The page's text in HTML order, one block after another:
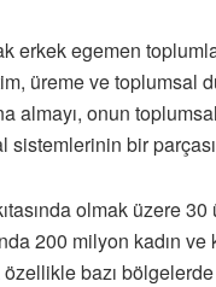
erkek egemen
üreme ve toplumsal
almayı, onun
bir
olmak üzere
200 milyon kadın
bazı